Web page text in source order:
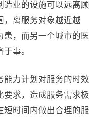
造业的设施可以远离顾
，离服务对象越近越
患，而另一个城市的医
事。
能力计划对服务的时效
要求，造成服务需求极
短时间内做出合理的服